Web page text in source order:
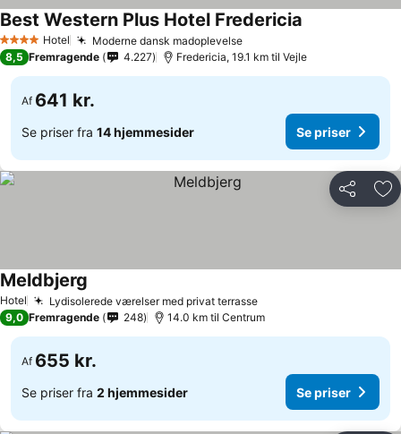
4 StjernerHotel Moderne dansk madoplevelse
Best Western Plus Hotel Fredericia
8,5 Fremragende 4.227 Fredericia, 19.1 km til Vejle
Af 641 kr.
Se priser fra 14 hjemmesider Se priser
Del
Hotel Lydisolerede værelser med privat terrasse
Meldbjerg
9,0 Fremragende 248 14.0 km til Centrum
Af 655 kr.
Se priser fra 2 hjemmesider Se priser